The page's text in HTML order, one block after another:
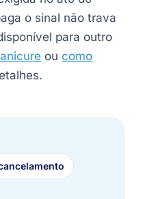
o sinal não trava
para outro
ou como